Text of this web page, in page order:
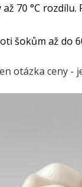
70 °C rozdílu.
šokům až do
otázka ceny -